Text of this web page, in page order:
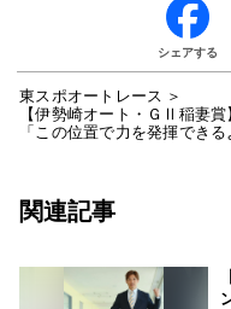
シェアする
東スポオートレース
【伊勢崎オート・ＧⅡ稲妻
「この位置で力を発揮できる
関連記事